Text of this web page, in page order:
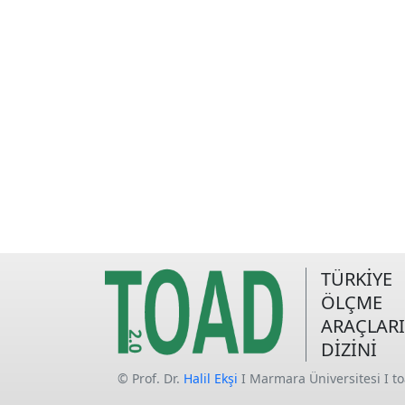
TÜRKİYE
ÖLÇME
ARAÇLARI
DİZİNİ
© Prof. Dr. Halil Ekşi I Marmara Üniversitesi I